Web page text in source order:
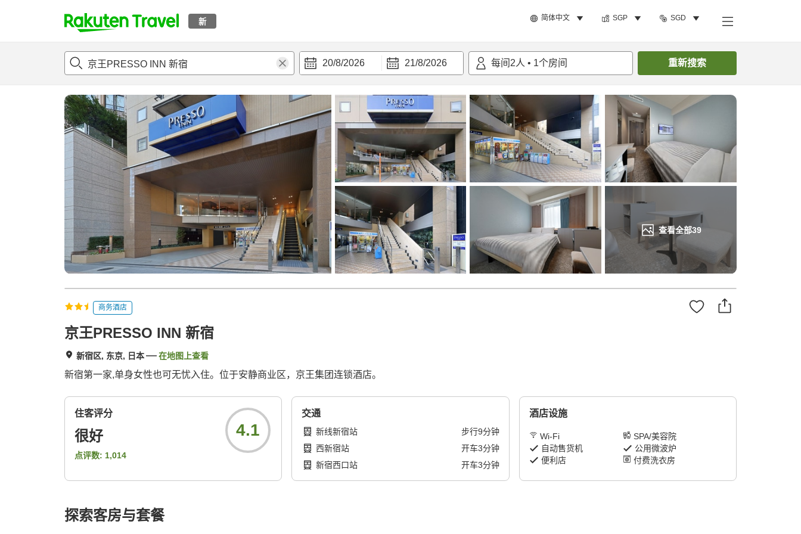
新 简体中文 SGP SGD
t
p
a
g
e
_
s
a
r
h
20/8/2026 21/8/2026 每间 2人 • 1个房间 重新搜索
查看全部39
概况 客房及住宿套餐评论 设施 搜索客房
商务酒店
京王PRESSO INN 新宿
新宿区, 东京, 日本 在地图上查看
新宿第一家,单身女性也可无忧入住。位于安静商业区，京王集团连锁酒店。
住客评分
很好
点评数: 1,014
4.1
交通
新线新宿站 步行9分钟
西新宿站
开车3分钟
新宿西口站
开车3分钟
酒店设施
Wi-Fi
SPA/美容院
自动售货机
公用微波炉
便利店
付费洗衣房
探索客房与套餐